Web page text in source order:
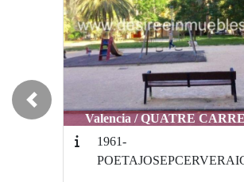
Valencia / QUATRE
1961-
Previous